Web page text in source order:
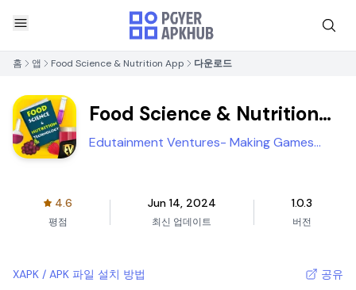
홈 앱 Food Science & Nutrition App 다운로드
Food Science & Nutrition
App
Edutainment Ventures- Making Games
4.6
평점
Jun 14, 2024
최신 업데이트
1.0.3
버전
XAPK / APK 파일 설치 방법 공유